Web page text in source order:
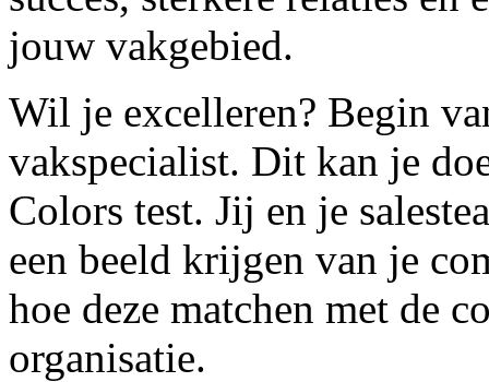
jouw vakgebied.
Wil je excelleren? Begin
vakspecialist. Dit kan je
Colors test. Jij en je
een beeld krijgen van je
hoe deze matchen met de
organisatie.